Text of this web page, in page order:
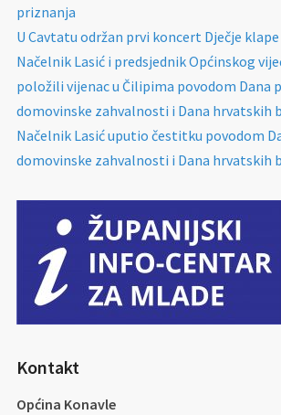
priznanja
U Cavtatu održan prvi koncert Dječje
Načelnik Lasić i predsjednik Općinskog
položili vijenac u Čilipima povodom Dana
domovinske zahvalnosti i Dana hrvatskih
Načelnik Lasić uputio čestitku povodom
domovinske zahvalnosti i Dana hrvatskih
Kontakt
Općina Konavle